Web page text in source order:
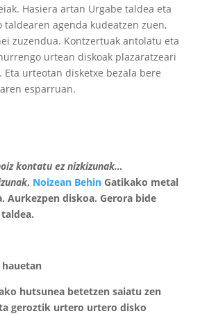
Hasiera artan Urgabe taldea eta
taldearen agenda kudeatzen zuen,
zuzendua. Kontzertuak antolatu eta
urtean diskoak plazaratzeari
Eta urteotan disketxe bezala bere
esparruan.
kontatu ez nizkizunak…
, Noizean Behin Gatikako metal
Aurkezpen diskoa. Gerora bide
hutsunea betetzen saiatu zen
geroztik urtero urtero disko